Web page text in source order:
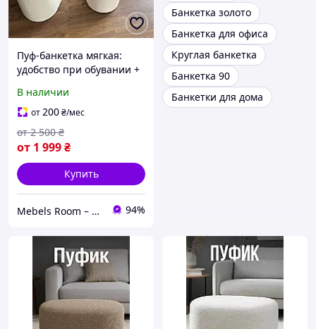
Пуф-банкетка мягкая:
удобство при обувании +
В наличии
от200₴/мес
от 1 999₴
от 2 500 ₴
Купить
Mebels Room – ми за комфорт та зручність для вас 94%
Банкетка золото
Банкетка для офиса
Круглая банкетка
Банкетка 90
Банкетки для дома